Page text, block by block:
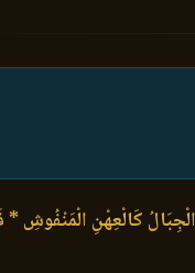
كَالْعِهْنِ الْمَنْفُوشِ